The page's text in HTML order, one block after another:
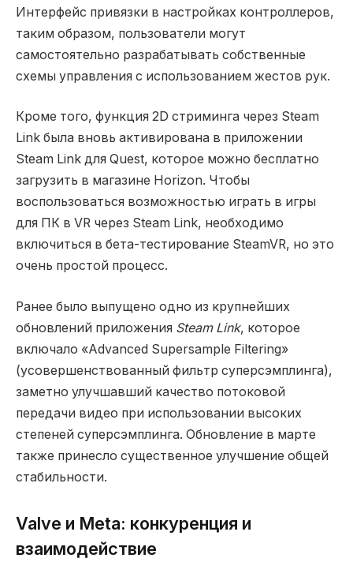
Интерфейс привязки в настройках контроллеров,
таким образом, пользователи могут
самостоятельно разрабатывать собственные
схемы управления с использованием жестов рук.
Кроме того, функция 2D стриминга через Steam
Link была вновь активирована в приложении
Steam Link для Quest, которое можно бесплатно
загрузить в магазине Horizon. Чтобы
воспользоваться возможностью играть в игры
для ПК в VR через Steam Link, необходимо
включиться в бета-тестирование SteamVR, но это
очень простой процесс.
Ранее было выпущено одно из крупнейших
обновлений приложения Steam Link, которое
включало «Advanced Supersample Filtering»
(усовершенствованный фильтр суперсэмплинга),
заметно улучшавший качество потоковой
передачи видео при использовании высоких
степеней суперсэмплинга. Обновление в марте
также принесло существенное улучшение общей
стабильности.
Valve и Meta: конкуренция и
взаимодействие